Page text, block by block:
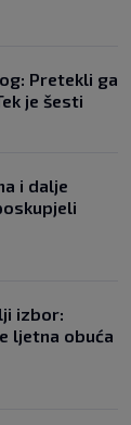
Pretekli ga
je šesti
i dalje
izbor:
ljetna obuća